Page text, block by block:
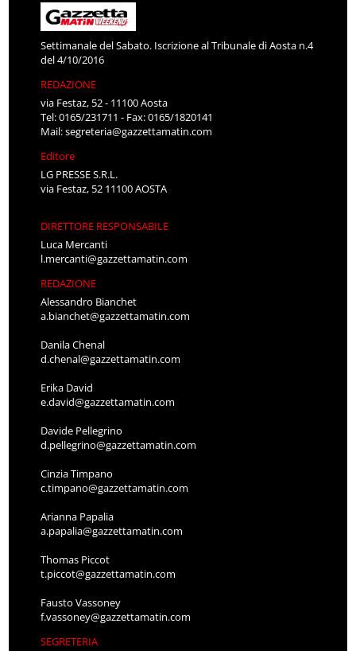
Settimanale del Sabato. Iscrizione al Tribunale di Aosta n.4
del 4/10/2016
REDAZIONE
via Festaz, 52 - 11100 Aosta
Tel: 0165/231711 - Fax: 0165/1820141
Mail:segreteria@gazzettamatin.com
Editore
LG PRESSE S.R.L.
via Festaz, 52 11100 AOSTA
DIRETTORE RESPONSABILE
Luca Mercanti
l.mercanti@gazzettamatin.com
REDAZIONE
Alessandro Bianchet
a.bianchet@gazzettamatin.com
Danila Chenal
d.chenal@gazzettamatin.com
Erika David
e.david@gazzettamatin.com
Davide Pellegrino
d.pellegrino@gazzettamatin.com
Cinzia Timpano
c.timpano@gazzettamatin.com
Arianna Papalia
a.papalia@gazzettamatin.com
Thomas Piccot
t.piccot@gazzettamatin.com
Fausto Vassoney
f.vassoney@gazzettamatin.com
SEGRETERIA